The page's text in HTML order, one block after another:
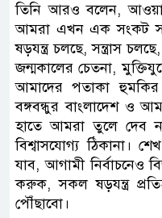
তিনি আরও বলেন,
আমরা এখন এক সংকট
ষড়যন্ত্র চলছে, সন্ত্রাস
জন্মকালের চেতনা,
আমাদের পতাকা
বঙ্গবন্ধুর বাংলাদেশ ও
হাতে আমরা তুলে দেব
বিশ্বাসযোগ্য ঠিকানা।
যাব, আগামী নির্বাচনেও
করুক, সকল ষড়যন্ত্র
পৌঁছাবো।